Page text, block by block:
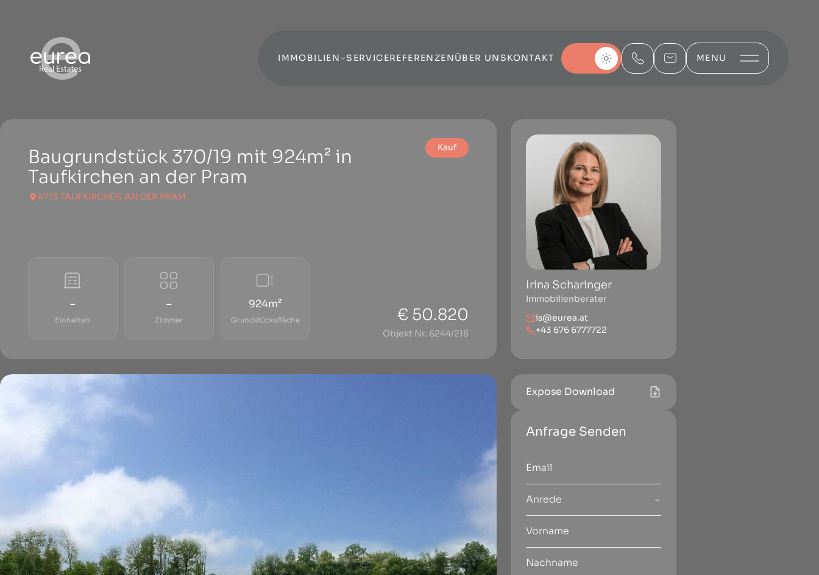
IMMOBILIEN SERVICEREFERENZENÜBER UNSKONTAKT MENU
Kauf
Baugrundstück 370/19 mit 924m² in
Taufkirchen an der Pram
4775 TAUFKIRCHEN AN DER PRAM
–
Einheiten
–
Zimmer
924m²
Grundstücksfläche € 50.820
Objekt Nr. 6244/218
Irina Scharinger
Immobilienberater
is@eurea.at
+43 676 6777722
Expose Download
Anfrage Senden
Anrede